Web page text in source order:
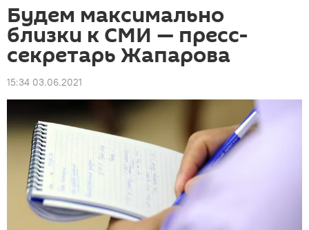
Будем максимально
близки к СМИ — пресс-
секретарь Жапарова
15:34 03.06.2021